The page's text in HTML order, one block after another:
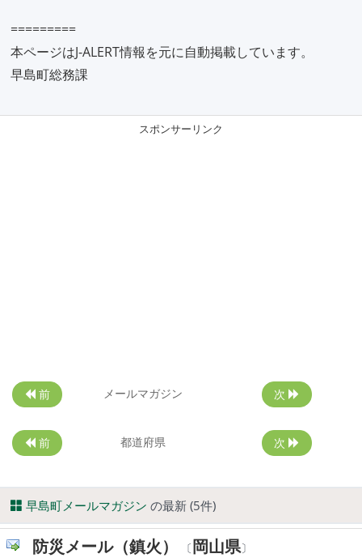
=========
本ページはJ-ALERT情報を元に自動掲載しています。
早島町総務課
スポンサーリンク
前 メールマガジン 次
前 都道府県 次
早島町メールマガジン の最新 (5件)
防災メール（鎮火） 〔岡山県〕